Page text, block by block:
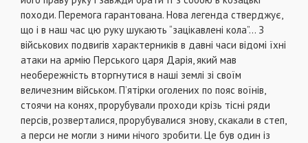
походи. Перемога гарантована. Нова легенда стверджує,
що і в наш час цю руку шукають “зацікавлені кола”… З
військових подвигів характерників в давні часи відомі їхні
атаки на армію Перського царя Дарія, який мав
необережність вторгнутися в наші землі зі своїм
величезним військом. П’ятірки оголених по пояс воїнів,
стоячи на конях, прорубували проходи крізь тісні ряди
персів, розверталися, прорубувалися знову, скакали в степ,
а перси не могли з ними нічого зробити. Це був один із